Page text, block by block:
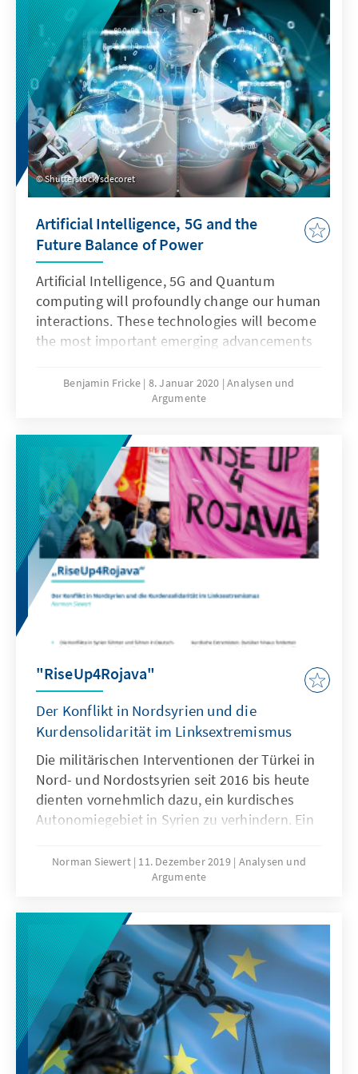
Shutterstock/sdecoret
Artificial Intelligence, 5G and the
Future Balance of Power
Artificial Intelligence, 5G and Quantum
computing will profoundly change our human
interactions. These technologies will become
the most important emerging advancements
order is already challenged by rising powers
with these technologies and it is crucial for
competitiveness and tap into the vast
potential of AI, 5G and big data. Thus,
geopolitical and economic supremacy will be
determined by those powers who manage AI
and 5G.
Benjamin Fricke 8. Januar 2020 Analysen und
Argumente
"RiseUp4Rojava"
Der Konflikt in Nordsyrien und die
Kurdensolidarität im Linksextremismus
Die militärischen Interventionen der Türkei in
Nord- und Nordostsyrien seit 2016 bis heute
dienten vornehmlich dazu, ein kurdisches
Autonomiegebiet in Syrien zu verhindern. Ein
syrischen Bürgerkrieges und im Zuge des
erfolgreichen Abwehrkampfes gegen den
herausgebildet – unter dem Namen „Rojava“.
Dieses steht nicht nur für den kurdischen
Wunsch nach Selbstverwaltung, sondern
auch für eine sozialistisch-demokratische
Utopie, die auf Seiten der demokratischen
und extremistischen Linken international
große Anerkennung findet. Das Thema
„Kurdensolidarität“ ist mithin seit 2014 zu
Norman Siewert 11. Dezember 2019 Analysen und
Argumente